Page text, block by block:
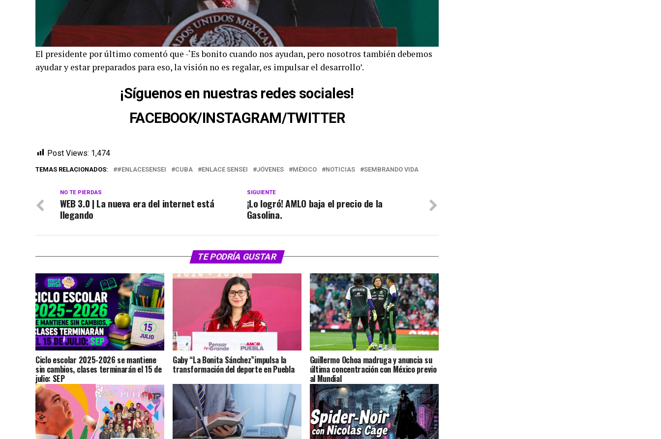
El presidente por último comentó que -‘Es bonito cuando nos ayudan, pero nosotros también debemos
ayudar y estar preparados para eso, la visión no es regalar, es impulsar el desarrollo’.
¡Síguenos en nuestras redes sociales!
FACEBOOK/INSTAGRAM/TWITTER
Post Views: 1,474
TEMAS RELACIONADOS: #ENLACESENSEI CUBA ENLACE SENSEI JÓVENES MÉXICO NOTICIAS SEMBRANDO VIDA
SIGUIENTE
¡Lo logró! AMLO baja el precio de la
Gasolina.
NO TE PIERDAS
WEB 3.0 | La nueva era del internet está
llegando
TE PODRÍA GUSTAR
Ciclo escolar 2025-2026 se mantiene
sin cambios, clases terminarán el 15 de
julio: SEP
Gaby “La Bonita Sánchez”impulsa la
transformación del deporte en Puebla
Guillermo Ochoa madruga y anuncia su
última concentración con México previo
al Mundial